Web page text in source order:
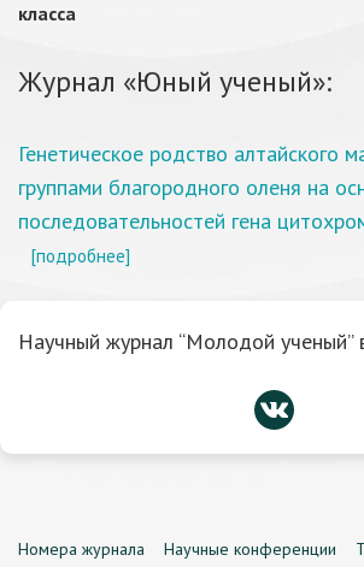
класса
Журнал «Юный ученый»:
Генетическое родство алтайского
группами благородного оленя на
последовательностей гена
[подробнее]
Научный журнал “Молодой ученый”
Номера журнала Научные конференции